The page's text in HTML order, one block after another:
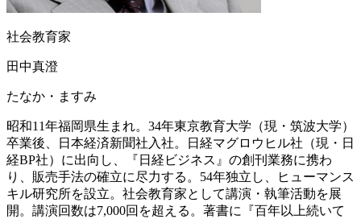
社会教育家
田中真澄
たなか・ますみ
昭和11年福岡県生まれ。34年東京教育大学（現・筑波大学）
卒業後、日本経済新聞社入社。日経マグロウヒル社（現・日
経BP社）に出向し、『日経ビジネス』の創刊業務に携わ
り、販売手法の確立に尽力する。54年独立し、ヒューマンス
キル研究所を設立。社会教育家として講演・執筆活動を展
開。講演回数は7,000回を超える。著書に『百年以上続いて